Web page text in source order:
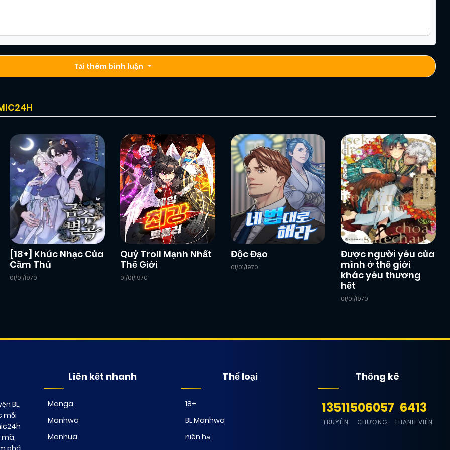
Chapter 7
Chapter 3(VIP) 03/01/2026
Chapter 1(VIP) 03/01/2026
Tải thêm bình luận
[18+] Khúc Nhạc Của
Cầm Thú
01/01/1970
Quỷ Troll Mạnh Nhất
Thế Giới
01/01/1970
Độc Đạo
01/01/1970
Được người yêu của
mình ở thế giới
khác yêu thương
hết
01/01/1970
BL,
mỗi
Liên kết nhanh
Manga
Manhwa
Manhua
Thể loại
18+
BL Manhwa
niên hạ
Thống kê
13511
TRUYỆN
506057
CHƯƠNG
6413
THÀNH VIÊN